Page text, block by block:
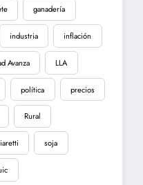
ganadería
industria inflación
Avanza LLA
política precios
Rural
soja